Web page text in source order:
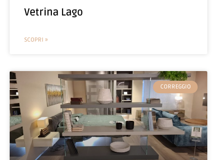
Vetrina Lago
SCOPRI »
CORREGGIO